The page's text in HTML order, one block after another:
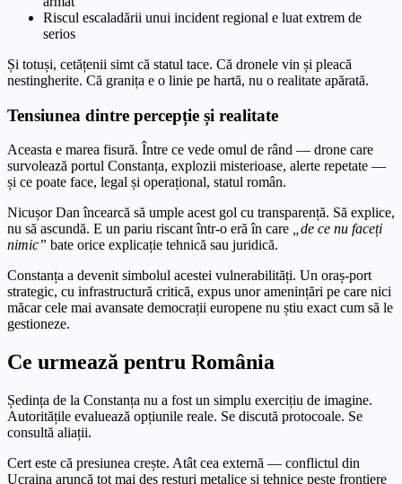
Riscul escaladării unui incident regional e luat extrem de
serios
Și totuși, cetățenii simt că statul tace. Că dronele vin și pleacă
nestingherite. Că granița e o linie pe hartă, nu o realitate apărată.
Tensiunea dintre percepție și realitate
Aceasta e marea fisură. Între ce vede omul de rând — drone care
survolează portul Constanța, explozii misterioase, alerte repetate —
și ce poate face, legal și operațional, statul român.
Nicușor Dan încearcă să umple acest gol cu transparență. Să explice,
nu să ascundă. E un pariu riscant într-o eră în care
„de ce nu faceți
nimic” bate orice explicație tehnică sau juridică.
Constanța a devenit simbolul acestei vulnerabilități. Un oraș-port
strategic, cu infrastructură critică, expus unor amenințări pe care nici
măcar cele mai avansate democrații europene nu știu exact cum să le
gestioneze.
Ce urmează pentru România
Ședința de la Constanța nu a fost un simplu exercițiu de imagine.
Autoritățile evaluează opțiunile reale. Se discută protocoale. Se
consultă aliații.
Cert este că presiunea crește. Atât cea externă — conflictul din
Ucraina aruncă tot mai des resturi metalice și tehnice peste frontiere